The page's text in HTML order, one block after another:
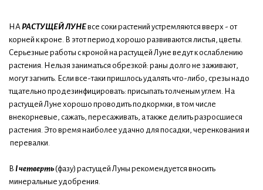
НАРАСТУЩЕЙ ЛУНЕвсе соки растений устремляются вверх - от
корней к кроне. В этот период хорошо развиваются листья, цветы.
Серьезные работы с кроной на растущей Луне ведут к ослаблению
растения. Нельзя заниматься обрезкой: раны долго не заживают,
могут загнить. Если все-таки пришлось удалять что-либо, срезы надо
тщательно продезинфицировать: присыпать толченым углем. На
растущей Луне хорошо проводить подкормки, в том числе
внекорневые, сажать, пересаживать, а также делить разросшиеся
растения. Это время наиболее удачно для посадки, черенкования и
перевалки.
В I четверть(фазу) растущей Луны рекомендуется вносить
минеральные удобрения.